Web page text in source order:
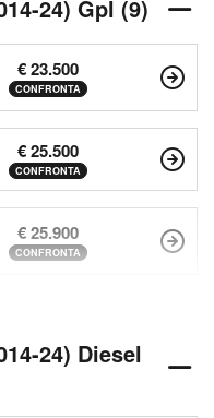
24) Gpl (9)
€ 23.500
CONFRONTA
€ 25.500
CONFRONTA
€ 25.900
CONFRONTA
24) Diesel